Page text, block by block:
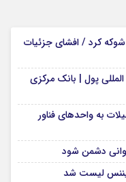
شوکه کرد / افشای جزئیات
پول | بانک مرکزی
ریال تسهیلات به واحدهای فناور
دشمن شود
لیست شد